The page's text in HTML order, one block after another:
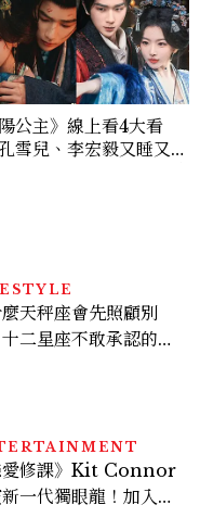
陽公主》線上看4大看
雪兒、李宏毅又睡又鬥
天秤座會先照顧別
二星座不敢承認的一
愛修課》Kit Connor
一代獨眼龍！加入新